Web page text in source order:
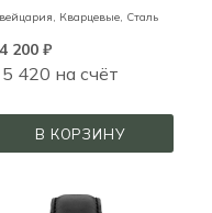
Кварцевые, Сталь
200₽
420 на счёт
В КОРЗИНУ